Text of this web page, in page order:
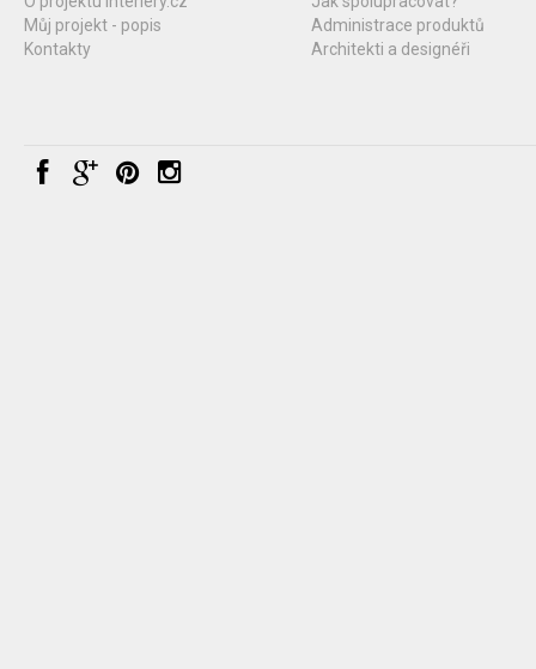
Můj projekt - popis
Kontakty
Administrace produktů
Architekti a designéři